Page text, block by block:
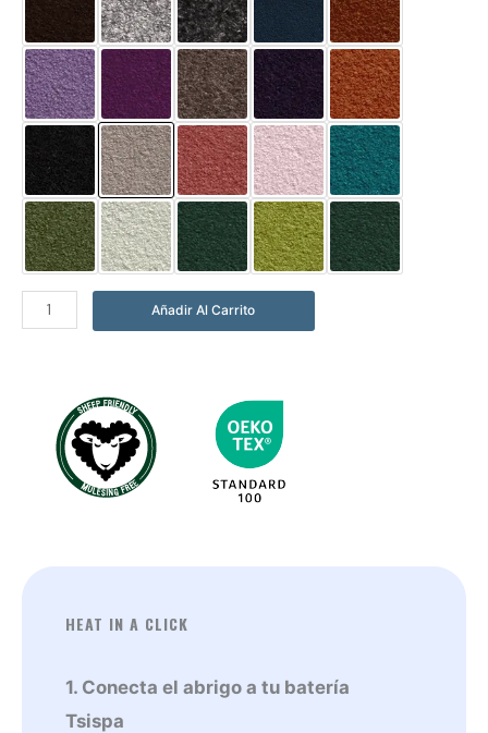
Abrigo
Solene
Añadir Al Carrito
HEAT IN A CLICK
1. Conecta el abrigo a tu batería
Tsispa